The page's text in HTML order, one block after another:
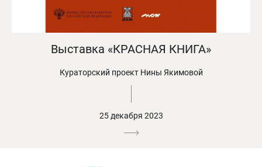
Выставка «КРАСНАЯ КНИГА»
Кураторский проект Нины Якимовой
25 декабря 2023